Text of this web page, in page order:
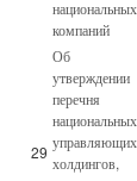
национальных
компаний
29
Об
утверждении
перечня
национальных
управляющих
холдингов,